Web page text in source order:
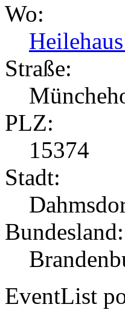
Wo:
Straße:
PLZ:
15374
Stadt:
Bundesland:
EventList